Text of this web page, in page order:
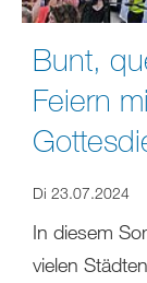
Bunt,
Feiern
Di 23.07.2024
In diesem
vielen